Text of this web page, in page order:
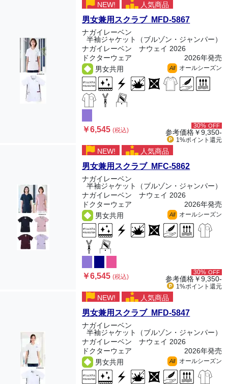
NEW! 人気商品
男女兼用スクラブ MFD-5867
ナガイレーベン
半袖ジャケット（ブルゾン・ジャンパー）
ナガイレーベン ナウェイ 2026
ドクターウェア
2026年発売
男女共用
All オールシーズン
￥6,545(税込)
30% OFF
参考価格￥9,350-
1%ポイント 還元
NEW! 人気商品
男女兼用スクラブ MFC-5862
ナガイレーベン
半袖ジャケット（ブルゾン・ジャンパー）
ナガイレーベン ナウェイ 2026
ドクターウェア
2026年発売
男女共用
All オールシーズン
￥6,545(税込)
30% OFF
参考価格￥9,350-
1%ポイント 還元
NEW! 人気商品
男女兼用スクラブ MFD-5847
ナガイレーベン
半袖ジャケット（ブルゾン・ジャンパー）
ナガイレーベン ナウェイ 2026
ドクターウェア
2026年発売
男女共用
All オールシーズン